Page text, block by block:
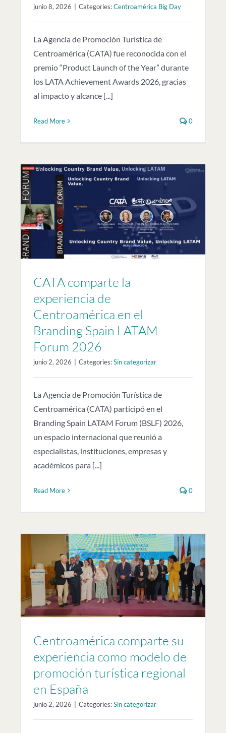
junio 8, 2026 | Categories:Centroamérica Big Day
La Agencia de Promoción Turística de
Centroamérica (CATA) fue reconocida con el
premio “Product Launch of the Year” durante
los LATA Achievement Awards 2026, gracias
al impacto y alcance [...]
Read More 0
CATA comparte la
experiencia de
Centroamérica en el
Branding Spain LATAM
Forum 2026
junio 2, 2026 Categories:Sin categorizar
La Agencia de Promoción Turística de
Centroamérica (CATA) participó en el
Branding Spain LATAM Forum (BSLF) 2026,
un espacio internacional que reunió a
especialistas, instituciones, empresas y
académicos para [...]
Read More 0
Centroamérica comparte su
experiencia como modelo de
promoción turística regional
en España
junio 2, 2026 Categories:Sin categorizar